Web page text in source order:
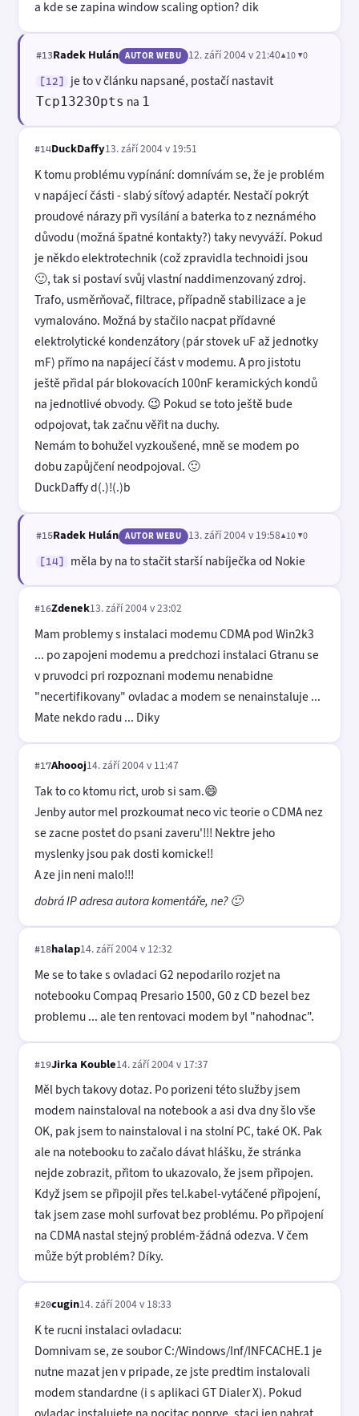
a kde se zapina window scaling option? dik
#13Radek Hulán AUTOR WEBU 12. září 2004 v 21:40▲10 ▼0
[12] je to v článku napsané, postačí nastavit
Tcp1323Opts na 1
#14DuckDaffy13. září 2004 v 19:51
K tomu problému vypínání: domnívám se, že je problém
v napájecí části - slabý síťový adaptér. Nestačí pokrýt
proudové nárazy při vysílání a baterka to z neznámého
důvodu (možná špatné kontakty?) taky nevyváží. Pokud
je někdo elektrotechnik (což zpravidla technoidi jsou
🙂, tak si postaví svůj vlastní naddimenzovaný zdroj.
Trafo, usměrňovač, filtrace, případně stabilizace a je
vymalováno. Možná by stačilo nacpat přídavné
elektrolytické kondenzátory (pár stovek uF až jednotky
mF) přímo na napájecí část v modemu. A pro jistotu
ještě přidal pár blokovacích 100nF keramických kondů
na jednotlivé obvody. 😉 Pokud se toto ještě bude
odpojovat, tak začnu věřit na duchy.
Nemám to bohužel vyzkoušené, mně se modem po
dobu zapůjčení neodpojoval. 🙂
DuckDaffy d(.)!(.)b
#15Radek Hulán AUTOR WEBU 13. září 2004 v 19:58▲10 ▼0
[14] měla by na to stačit starší nabíječka od Nokie
#16Zdenek13. září 2004 v 23:02
Mam problemy s instalaci modemu CDMA pod Win2k3
... po zapojeni modemu a predchozi instalaci Gtranu se
v pruvodci pri rozpoznani modemu nenabidne
"necertifikovany" ovladac a modem se nenainstaluje ...
Mate nekdo radu ... Diky
#17Ahoooj14. září 2004 v 11:47
Tak to co ktomu rict, urob si sam.😄
Jenby autor mel prozkoumat neco vic teorie o CDMA nez
se zacne postet do psani zaveru'!!! Nektre jeho
myslenky jsou pak dosti komicke!!
A ze jin neni malo!!!
dobrá IP adresa autora komentáře, ne? 🙂
#18halap14. září 2004 v 12:32
Me se to take s ovladaci G2 nepodarilo rozjet na
notebooku Compaq Presario 1500, G0 z CD bezel bez
problemu ... ale ten rentovaci modem byl "nahodnac".
#19Jirka Kouble14. září 2004 v 17:37
Měl bych takovy dotaz. Po porizeni této služby jsem
modem nainstaloval na notebook a asi dva dny šlo vše
OK, pak jsem to nainstaloval i na stolní PC, také OK. Pak
ale na notebooku to začalo dávat hlášku, že stránka
nejde zobrazit, přitom to ukazovalo, že jsem připojen.
Když jsem se připojil přes tel.kabel-vytáčené připojení,
tak jsem zase mohl surfovat bez problému. Po připojení
na CDMA nastal stejný problém-žádná odezva. V čem
může být problém? Díky.
#20cugin14. září 2004 v 18:33
K te rucni instalaci ovladacu:
Domnivam se, ze soubor C:/Windows/Inf/INFCACHE.1 je
nutne mazat jen v pripade, ze jste predtim instalovali
modem standardne (i s aplikaci GT Dialer X). Pokud